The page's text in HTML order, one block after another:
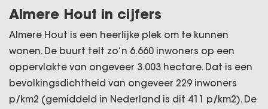
Almere Hout in cijfers
Almere Hout is een heerlijke plek om te kunnen
wonen. De buurt telt zo’n 6.660 inwoners op een
oppervlakte van ongeveer 3.003 hectare. Dat is een
bevolkingsdichtheid van ongeveer 229 inwoners
p/km2 (gemiddeld in Nederland is dit 411 p/km2). De